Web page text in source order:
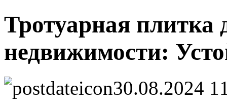
Тротуарная плитка
недвижимости:
30.08.2024